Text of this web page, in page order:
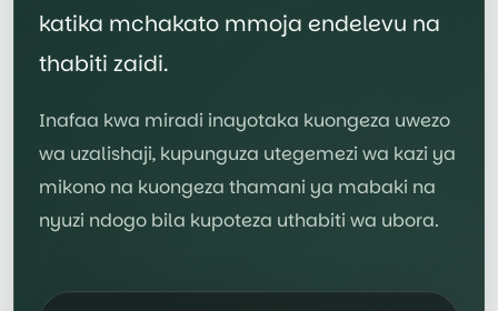
katika mchakato mmoja endelevu na
thabiti zaidi.
Inafaa kwa miradi inayotaka kuongeza uwezo
wa uzalishaji, kupunguza utegemezi wa kazi ya
mikono na kuongeza thamani ya mabaki na
nyuzi ndogo bila kupoteza uthabiti wa ubora.